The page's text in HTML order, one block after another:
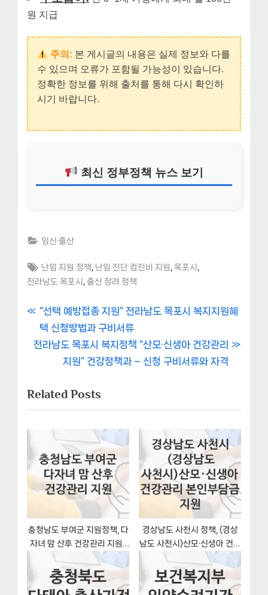
원 지급
주의: 본 게시글의 내용은 실제 정보와 다를
수 있으며 오류가 포함될 가능성이 있습니다.
정확한 정보를 위해 출처를 통해 다시 확인하
시기 바랍니다.
최신 정부정책 뉴스 보기
임신·출산
Tags:
난임 지원 정책 난임 진단 검진비 지원 ,목포시
전라남도 목포시
출산 장려 정책
글
내
게
이
P
r
e
o
u
o
“선택 예방접종 지원” 전라남도 목포시 복지지원혜
택 신청방법과 구비서류
N
t
P
t
:
전라남도 목포시 복지정책 “산모·신생아 건강관리
지원” 건강정책과 – 신청 구비서류와 자격
Related Posts
충청남도 부여군 지원정책, 다
자녀 맘 산후 건강관리 지원-
신청방법과 구비서류
경상남도 사천시 정책, (경상
남도 사천시)산모·신생아 건강
관리 본인부담금 지원-자격조
건과 일정